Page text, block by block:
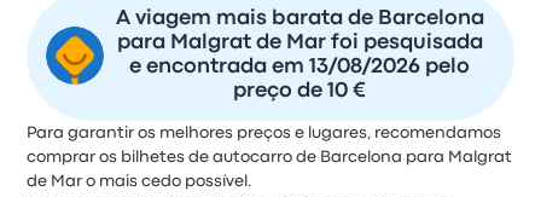
A viagem mais barata de Barcelona
para Malgrat de Mar foi pesquisada
e encontrada em 13/08/2026 pelo
preço de 10 €
Para garantir os melhores preços e lugares, recomendamos
comprar os bilhetes de autocarro de Barcelona para Malgrat
de Mar o mais cedo possível.